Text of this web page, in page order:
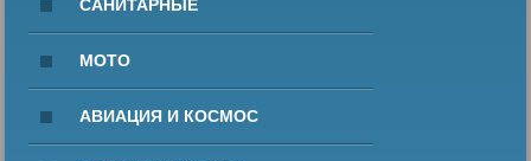
САНИТАРНЫЕ
МОТО
АВИАЦИЯ И КОСМОС